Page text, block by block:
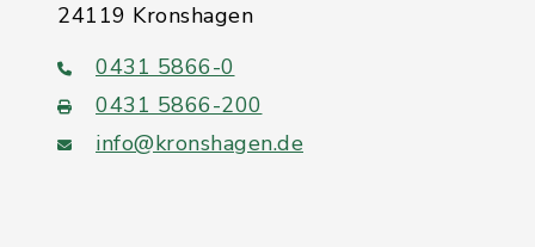
24119 Kronshagen
0431 5866-0
0431 5866-200
info@kronshagen.de